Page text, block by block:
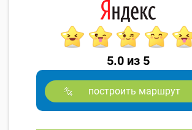
5.0 из 5
построить маршрут